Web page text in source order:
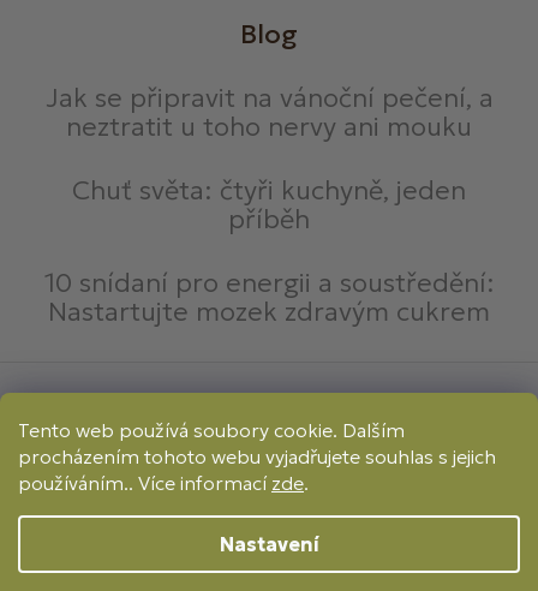
Tento web používá soubory cookie. Dalším
procházením tohoto webu vyjadřujete souhlas s jejich
používáním.. Více informací zde.
Nastavení
Blog
Jak se připravit na vánoční pečení, a
neztratit u toho nervy ani mouku
Chuť světa: čtyři kuchyně, jeden
příběh
10 snídaní pro energii a soustředění:
Nastartujte mozek zdravým cukrem
Online Převod Dobírka
Způsoby dopravy: